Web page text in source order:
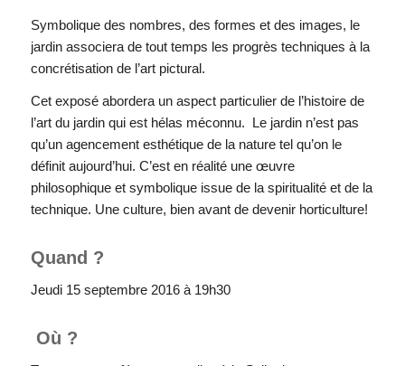
Symbolique des nombres, des formes et des images, le
jardin associera de tout temps les progrès techniques à la
concrétisation de l’art pictural.
Cet exposé abordera un aspect particulier de l’histoire de
l’art du jardin qui est hélas méconnu. Le jardin n’est pas
qu’un agencement esthétique de la nature tel qu’on le
définit aujourd’hui. C’est en réalité une œuvre
philosophique et symbolique issue de la spiritualité et de la
technique. Une culture, bien avant de devenir horticulture!
Quand ?
Jeudi 15 septembre 2016 à 19h30
Où ?